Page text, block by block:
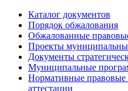
Каталог документов
Порядок обжалования
Обжалованные
Проекты
Документы
Муниципальные
Нормативные правовые
аттестации